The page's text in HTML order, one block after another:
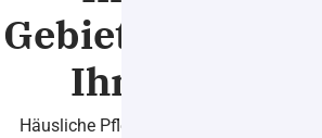
Gebieten
Ihnen nach
Häusliche Pflege für alte und kranke